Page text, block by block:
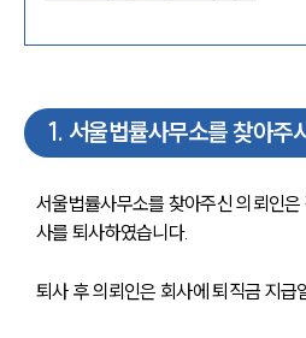
1 . 서울법률사무소를 찾아주
서울법률사무소를 찾아주신 의뢰인은
사를 퇴사하였습니다.
퇴사 후 의뢰인은 회사에 퇴직금 지급